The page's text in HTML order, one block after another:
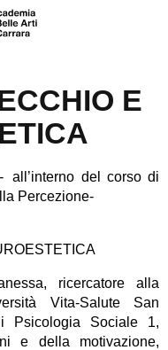
E
all’interno del corso di
Percezione-
ricercatore alla
Vita-Salute San
Psicologia Sociale 1,
e della motivazione,